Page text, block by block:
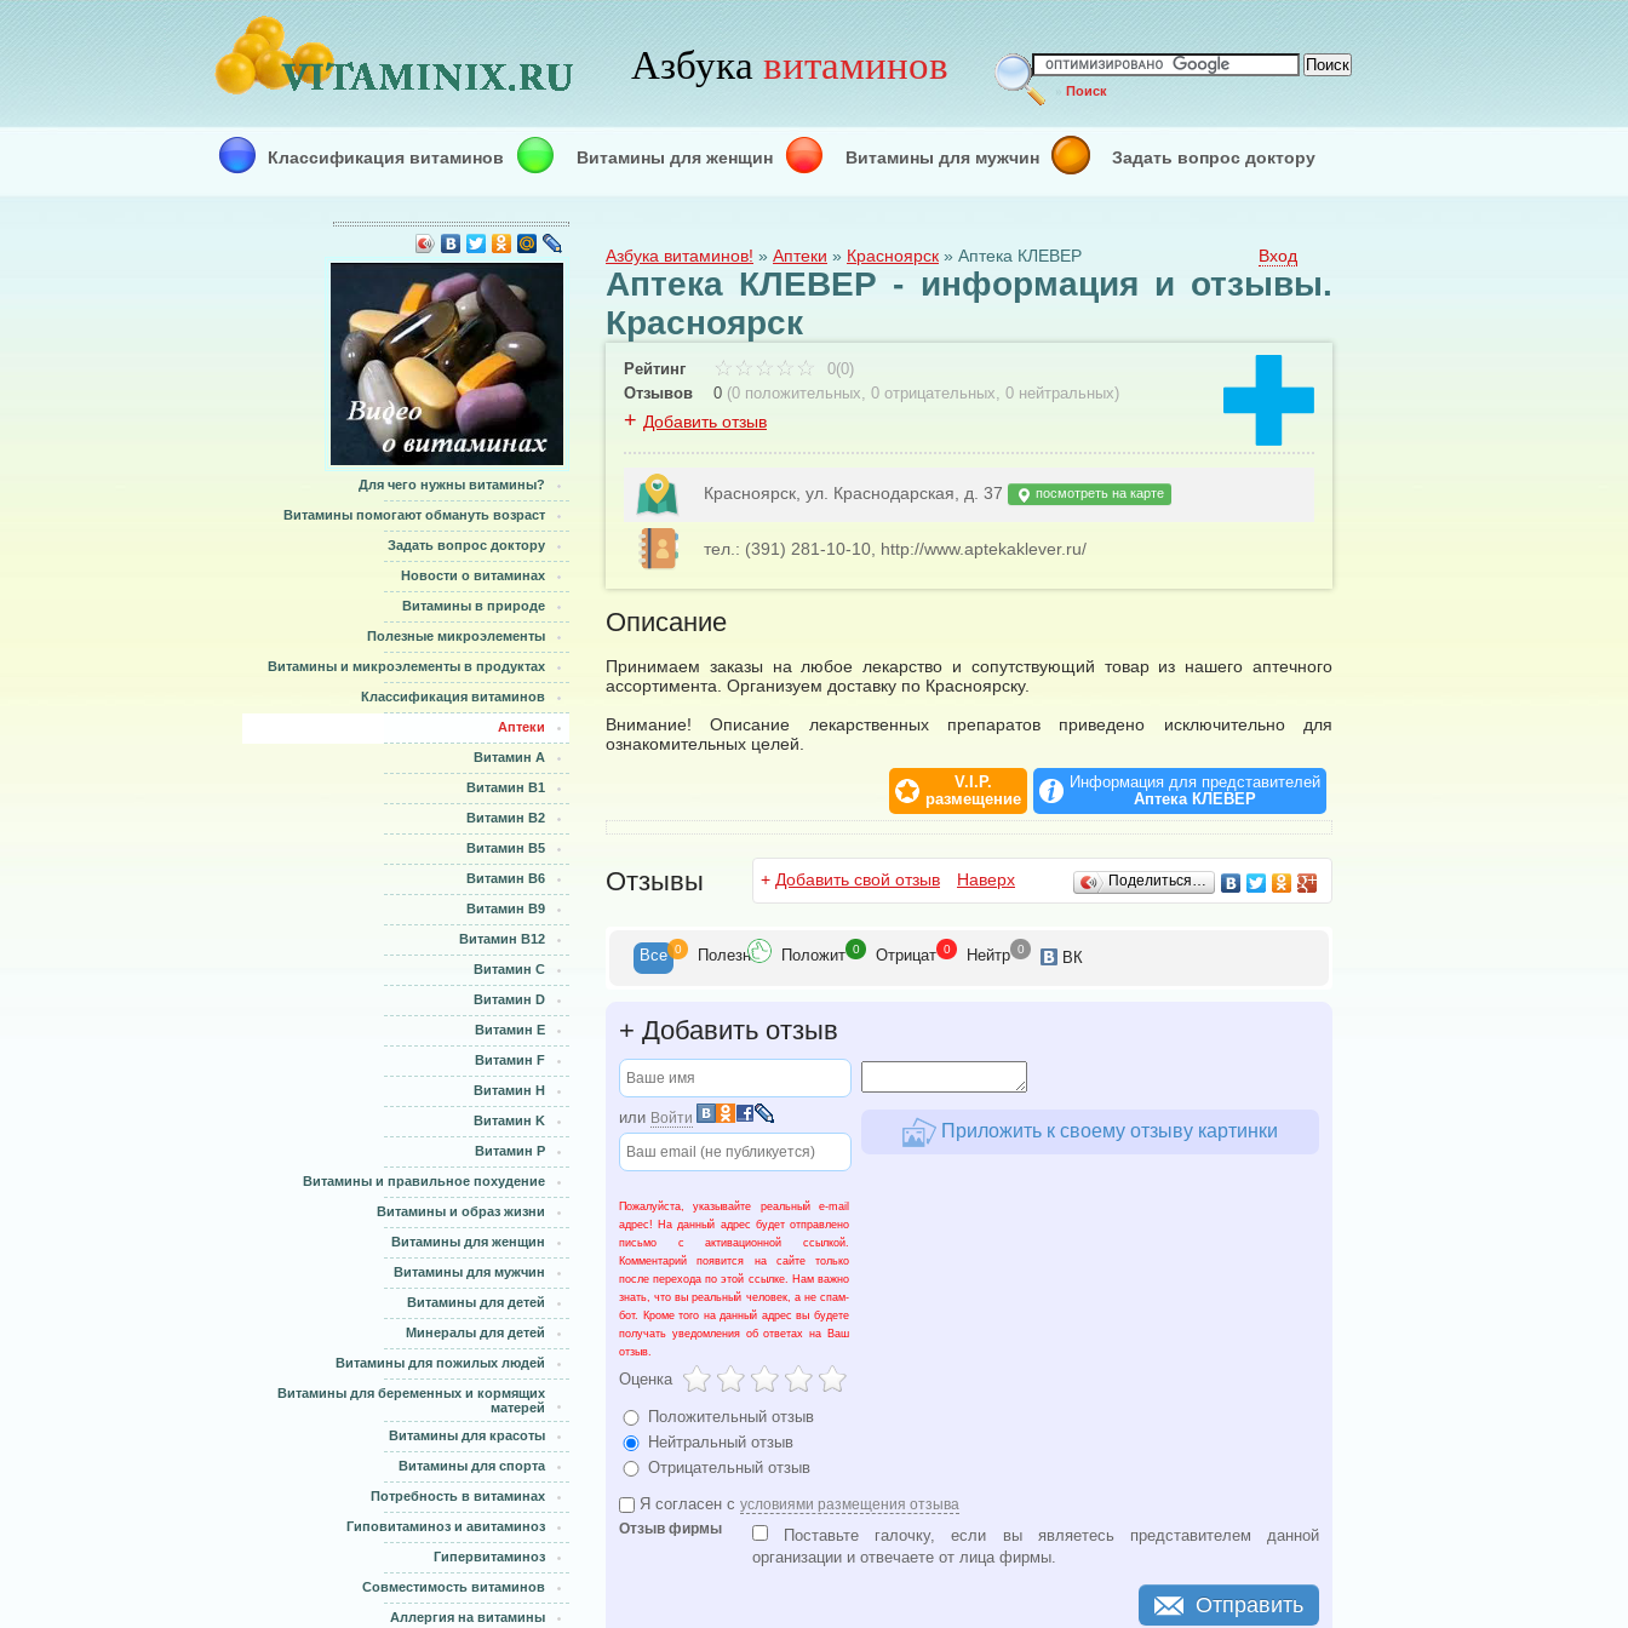
Азбука витаминов
Поиск
Классификация витаминов Витамины для женщин Витамины для мужчин Задать вопрос доктору
Для чего нужны витамины?
Витамины помогают обмануть возраст
Задать вопрос доктору
Новости о витаминах
Витамины в природе
Полезные микроэлементы
Витамины и микроэлементы в продуктах
Классификация витаминов
Аптеки
Витамин A
Витамин B1
Витамин B2
Витамин B5
Витамин B6
Витамин B9
Витамин B12
Витамин С
Витамин D
Витамин E
Витамин F
Витамин H
Витамин K
Витамин Р
Витамины и правильное похудение
Витамины и образ жизни
Витамины для женщин
Витамины для мужчин
Витамины для детей
Минералы для детей
Витамины для пожилых людей
Витамины для беременных и кормящих
матерей
Витамины для красоты
Витамины для спорта
Потребность в витаминах
Гиповитаминоз и авитаминоз
Гипервитаминоз
Совместимость витаминов
Аллергия на витамины
Азбука витаминов! » Аптеки » Красноярск » Аптека КЛЕВЕР Вход
Аптека КЛЕВЕР - информация и отзывы.
Красноярск
Рейтинг
0(0)
Отзывов
0 (0 положительных, 0 отрицательных, 0 нейтральных)
+ Добавить отзыв
Красноярск, ул. Краснодарская, д. 37 посмотреть на карте
тел.: (391) 281-10-10, http://www.aptekaklever.ru/
Описание
Принимаем заказы на любое лекарство и сопутствующий товар из нашего аптечного
ассортимента. Организуем доставку по Красноярску.
Внимание! Описание лекарственных препаратов приведено исключительно для
ознакомительных целей.
V.I.P.
размещение
Информация для представителей
Аптека КЛЕВЕР
Отзывы + Добавить свой отзыв Наверх Поделиться…
Все 0 Полезн Положит 0 Отрицат 0 Нейтр 0 ВК
+ Добавить отзыв
или Войти
Пожалуйста, указывайте реальный e-mail
адрес! На данный адрес будет отправлено
письмо с активационной ссылкой.
Комментарий появится на сайте только
после перехода по этой ссылке. Нам важно
знать, что вы реальный человек, а не спам-
бот. Кроме того на данный адрес вы будете
получать уведомления об ответах на Ваш
отзыв.
Оценка
Положительный отзыв
Нейтральный отзыв
Отрицательный отзыв
Приложить к своему отзыву картинки
Я согласен с условиями размещения отзыва
Отзыв фирмы
Поставьте галочку, если вы являетесь представителем данной
организации и отвечаете от лица фирмы.
Отправить